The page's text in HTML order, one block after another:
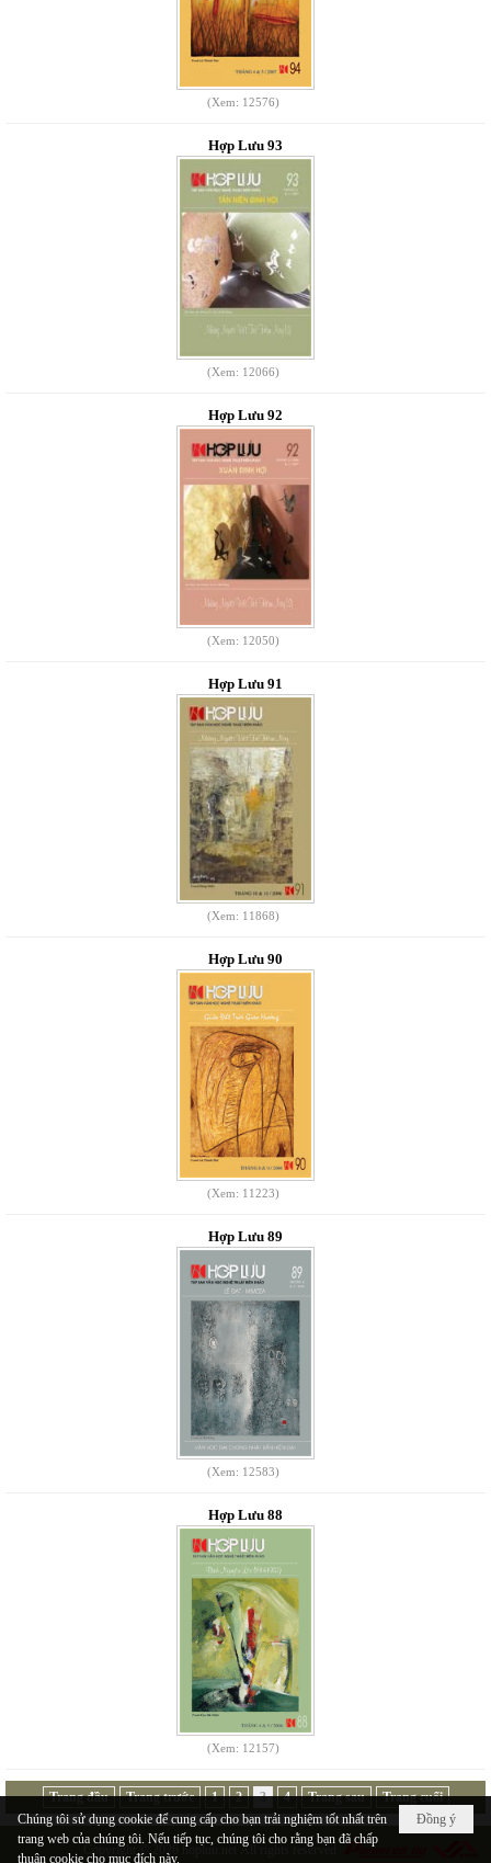
(Xem: 12576)
Hợp Lưu 93
(Xem: 12066)
Hợp Lưu 92
(Xem: 12050)
Hợp Lưu 91
(Xem: 11868)
Hợp Lưu 90
(Xem: 11223)
Hợp Lưu 89
(Xem: 12583)
Hợp Lưu 88
(Xem: 12157)
Trang đầu Trang trước 1 2 3 4 Trang sau Trang cuối
Copyright © 2026 hopluu.net All rights reserved
Đồng ý
Chúng tôi sử dụng cookie để cung cấp cho bạn trải nghiệm tốt nhất trên
trang web của chúng tôi. Nếu tiếp tục, chúng tôi cho rằng bạn đã chấp
thuận cookie cho mục đích này.